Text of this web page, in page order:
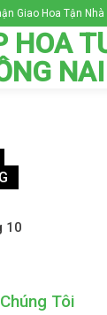
Giao Hoa Tận Nhà
HOA
NAI
10
Tôi